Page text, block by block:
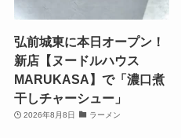
弘前城東に本日オープン！
新店【ヌードルハウス
MARUKASA】で「濃口煮
干しチャーシュー」
2026年8月8日 ラーメン